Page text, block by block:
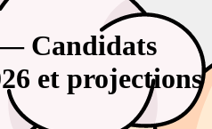
Candidats
et projections